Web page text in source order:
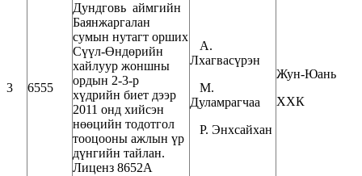
3 6555
Дундговь аймгийн
Баянжаргалан
сумын нутагт орших
Сүүл-Өндөрийн
хайлуур жоншны
ордын 2-3-р
хүдрийн биет дээр
2011 онд хийсэн
нөөцийн тодотгол
тооцооны ажлын үр
дүнгийн тайлан.
Лиценз 8652А
А.
Лхагвасүрэн
М.
Дуламрагчаа
Р. Энхсайхан
Жун-Юань
ХХК